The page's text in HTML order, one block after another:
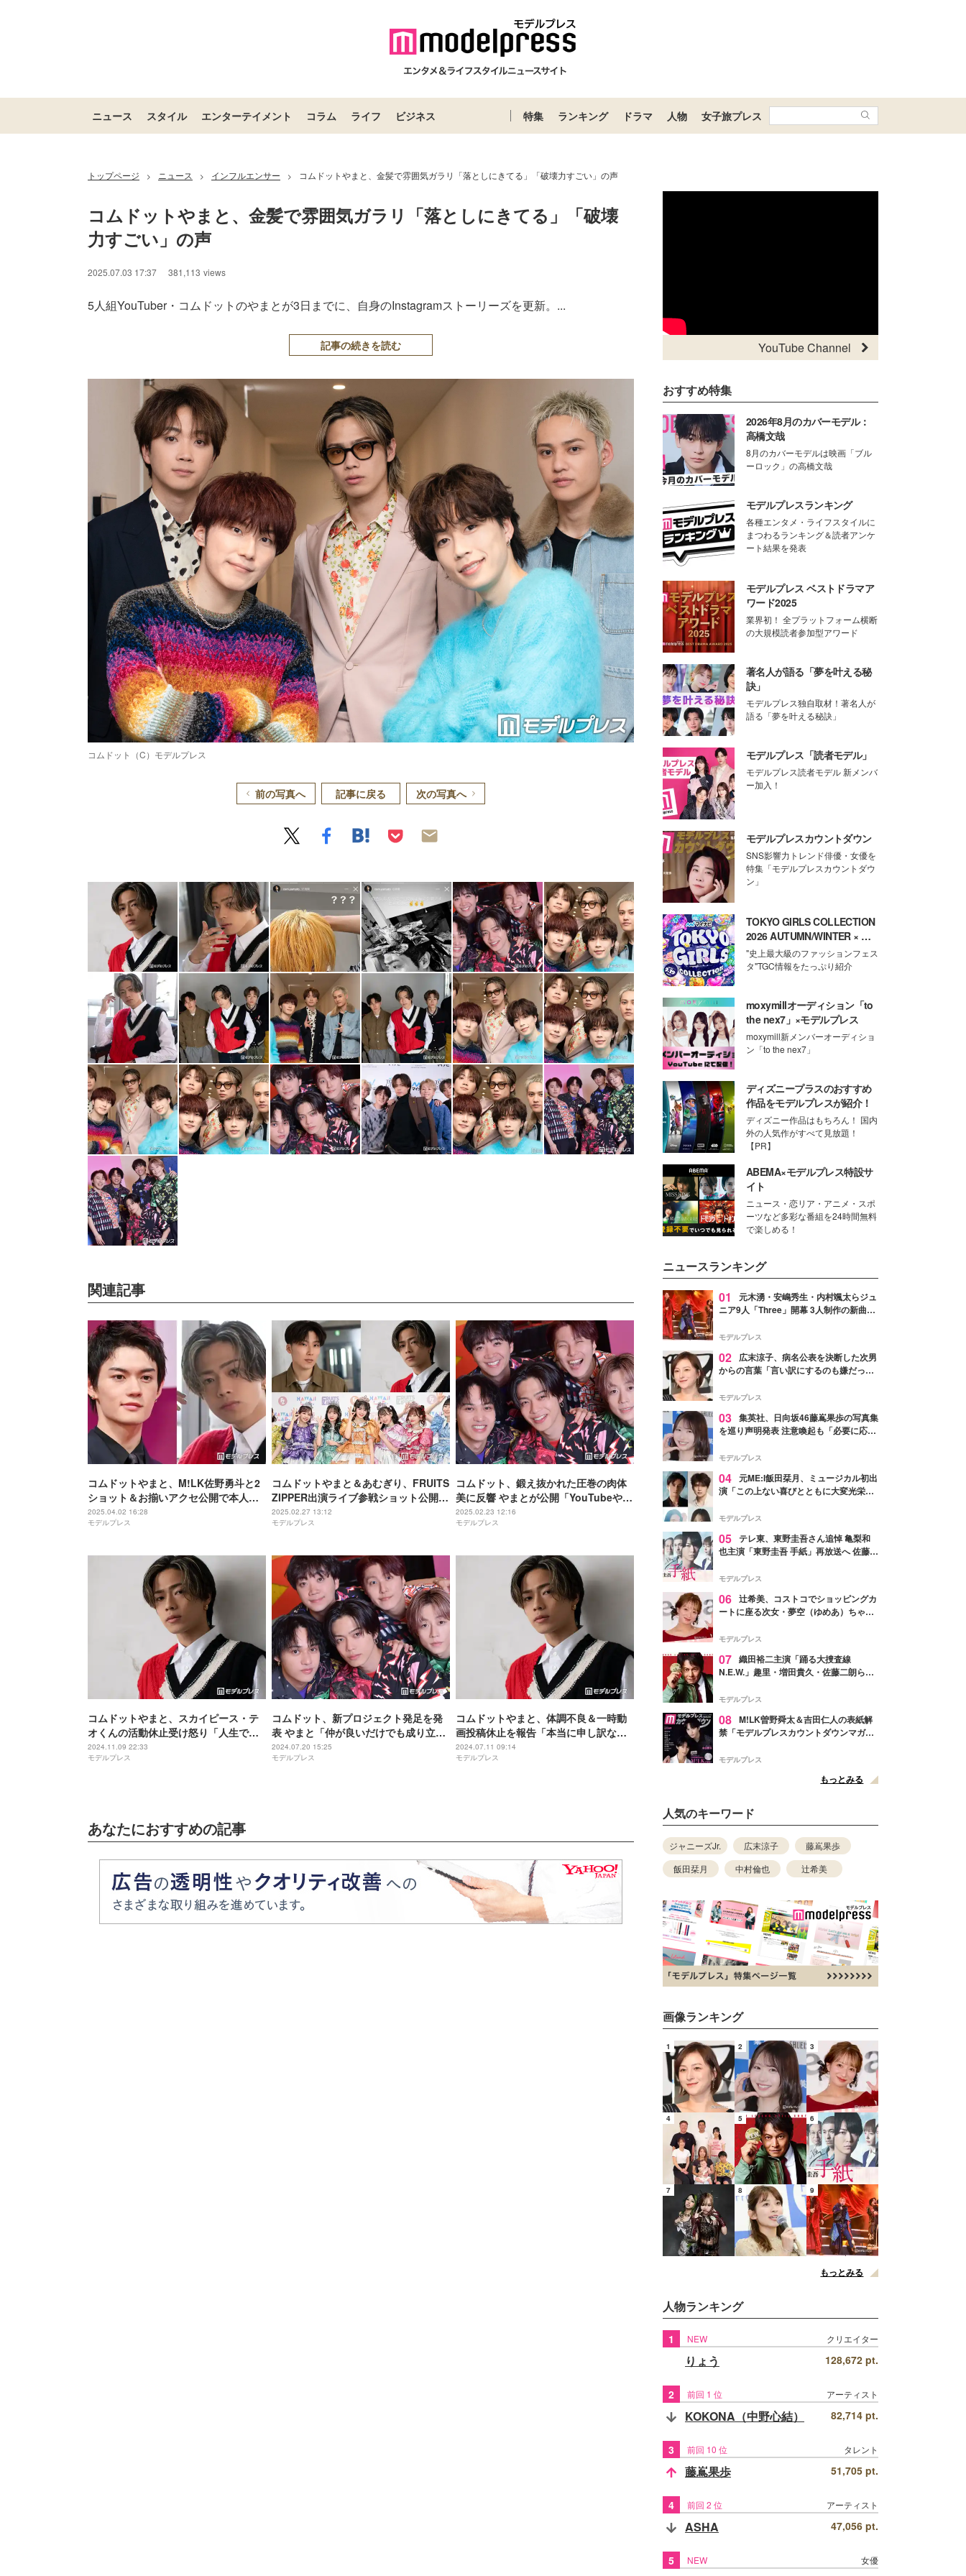
ニュース スタイル エンターテイメント コラム ライフ ビジネス 特集 ランキング ドラマ 人物 女子旅プレス
トップページ > ニュース > インフルエンサー > コムドットやまと、金髪で雰囲気ガラリ「落としにきてる」「破壊力すごい」の声
コムドットやまと、金髪で雰囲気ガラリ「落としにきてる」「破壊
力すごい」の声
2025.07.03 17:37 381,113 views
5人組YouTuber・コムドットのやまとが3日までに、自身のInstagramストーリーズを更新。...
記事の続きを読む
コムドット（C）モデルプレス
前の写真へ 記事に戻る 次の写真へ
関連記事
コムドットやまと、M!LK佐野勇斗と2
ショット＆お揃いアクセ公開で本人も
反応「相性良すぎ」「2人ともビジュイ
イじゃん」の声
2025.04.02 16:28
モデルプレス
コムドットやまと＆あむぎり、FRUITS
ZIPPER出演ライブ参戦ショット公開
推しメンにも注目集まる「ギャップす
ごい」「がっつりオタクしてて最高」
2025.02.27 13:12
モデルプレス
コムドット、鍛え抜かれた圧巻の肉体
美に反響 やまとが公開「YouTubeやり
ながら、東京ドームに立ちながら、メ
ジャーデビューしながらこの身体を作
2025.02.23 12:16
モデルプレス
コムドットやまと、スカイピース・テ
オくんの活動休止受け怒り「人生で感
じたことのない憤りを感じています」
誹謗中傷に訴え
2024.11.09 22:33
モデルプレス
コムドット、新プロジェクト発足を発
表 やまと「仲が良いだけでも成り立た
ない」
2024.07.20 15:25
モデルプレス
コムドットやまと、体調不良＆一時動
画投稿休止を報告「本当に申し訳ない
です」ファンから心配の声相次ぐ
2024.07.11 09:14
モデルプレス
あなたにおすすめの記事
YouTube Channel
おすすめ特集
2026年8月のカバーモデル：
高橋文哉
8月のカバーモデルは映画「ブル
ーロック」の高橋文哉
モデルプレスランキング
各種エンタメ・ライフスタイルに
まつわるランキング＆読者アンケ
ート結果を発表
モデルプレス ベストドラマア
ワード2025
業界初！ 全プラットフォーム横断
の大規模読者参加型アワード
著名人が語る「夢を叶える秘
訣」
モデルプレス独自取材！著名人が
語る「夢を叶える秘訣」
モデルプレス「読者モデル」
モデルプレス読者モデル 新メンバ
ー加入！
モデルプレスカウントダウン
SNS影響力トレンド俳優・女優を
特集「モデルプレスカウントダウ
ン」
TOKYO GIRLS COLLECTION
2026 AUTUMN/WINTER × モ
デルプレス
"史上最大級のファッションフェス
タ"TGC情報をたっぷり紹介
moxymillオーディション「to
the nex7」×モデルプレス
moxymill新メンバーオーディショ
ン「to the nex7」
ディズニープラスのおすすめ
作品をモデルプレスが紹介！
ディズニー作品はもちろん！ 国内
外の人気作がすべて見放題！
【PR】
ABEMA×モデルプレス特設サ
イト
ニュース・恋リア・アニメ・スポ
ーツなど多彩な番組を24時間無料
で楽しめる！
ニュースランキング
01
元木湧・安嶋秀生・内村颯太らジュ
ニア9人「Three」開幕 3人制作の新曲＆
進んで夢を掴みたい」【ゲネプロレポ】
モデルプレス
02
広末涼子、病名公表を決断した次男
からの言葉「言い訳にするのも嫌だっ
モデルプレス
03 集英社、日向坂46藤嶌果歩の写真集
を巡り声明発表 注意喚起も「必要に応じ
モデルプレス
04 元ME:I飯田栞月、ミュージカル初出
演「この上ない喜びとともに大変光栄」
ャスト発表
モデルプレス
05 テレ東、東野圭吾さん追悼 亀梨和
也主演「東野圭吾 手紙」再放送へ 佐藤隆
モデルプレス
06 辻希美、コストコでショッピングカ
ートに座る次女・夢空（ゆめあ）ちゃん
ぎ」「成長を感じる」の声
モデルプレス
07 織田裕二主演「踊る大捜査線
N.E.W.」趣里・増田貴久・佐藤二朗ら新
徴する“謎のキーワード”も
モデルプレス
08 M!LK曽野舜太＆吉田仁人の表紙解
禁「モデルプレスカウントダウンマガジ
モデルプレス
もっとみる
人気のキーワード
ジャニーズJr. 広末涼子
藤嶌果歩
飯田栞月
中村倫也 辻希美
画像ランキング
1 2 3
4 5 6
7 8 9
もっとみる
人物ランキング
1 NEW クリエイター
りょう 128,672 pt.
2 前回 1 位 アーティスト
KOKONA（中野心結） 82,714 pt.
3 前回 10 位 タレント
藤嶌果歩 51,705 pt.
4 前回 2 位 アーティスト
ASHA 47,056 pt.
5 NEW 女優